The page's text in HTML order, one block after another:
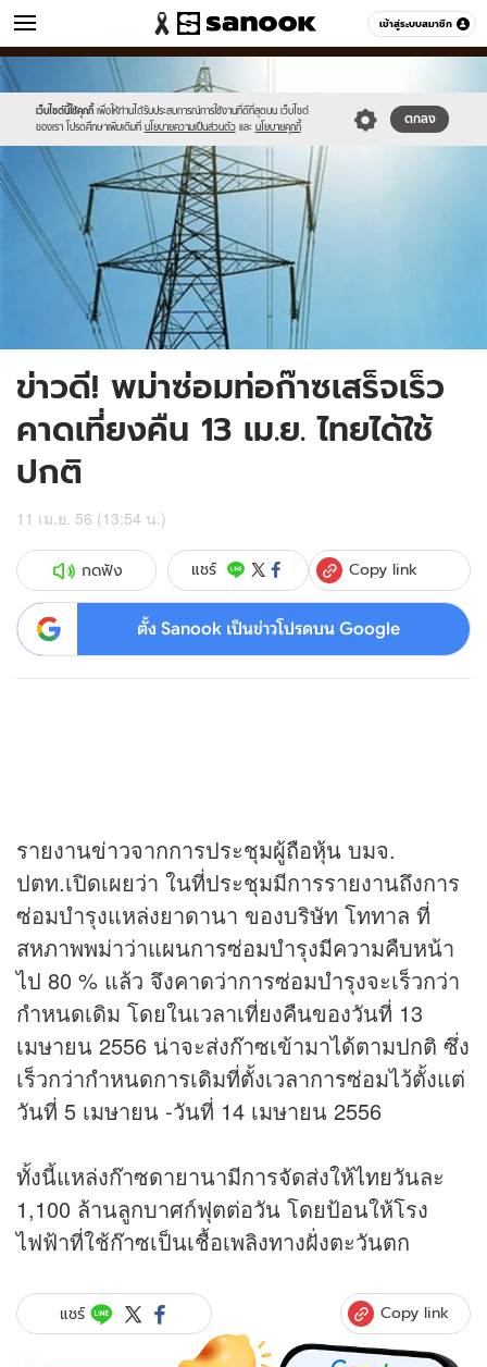
เข้าสู่ระบบสมาชิก
ข่าว หมวดอื่นๆ
เว็บไซต์นี้ใช้คุกกี้ เพื่อให้ท่านได้รับประสบการณ์การใช้งานที่ดีที่สุดบน เว็บไซต์
ของเรา โปรดศึกษาเพิ่มเติมที่ นโยบายความเป็นส่วนตัว และ นโยบายคุกกี้
ตกลง
//s.isanook.com/sr/0/images/logo-
new-
sanook.png
//s.isanook.com/ns/0/ud/235/1179811/news01-
1.jpg
ข่าวดี! พม่าซ่อมท่อก๊าซเสร็จเร็ว
คาดเที่ยงคืน 13 เม.ย. ไทยได้ใช้
ปกติ
11 เม.ย. 56 (13:54 น.)
กดฟัง แชร์ Copy link
ตั้ง Sanook เป็นข่าวโปรดบน Google
รายงานข่าวจากการประชุมผู้ถือหุ้น บมจ.
ปตท.เปิดเผยว่า ในที่ประชุมมีการรายงานถึงการ
ซ่อมบำรุงแหล่งยาดานา ของบริษัท โททาล ที่
สหภาพพม่าว่าแผนการซ่อมบำรุงมีความคืบหน้า
ไป 80 % แล้ว จึงคาดว่าการซ่อมบำรุงจะเร็วกว่า
กำหนดเดิม โดยในเวลาเที่ยงคืนของวันที่ 13
เมษายน 2556 น่าจะส่งก๊าซเข้ามาได้ตามปกติ ซึ่ง
เร็วกว่ากำหนดการเดิมที่ตั้งเวลาการซ่อมไว้ตั้งแต่
วันที่ 5 เมษายน -วันที่ 14 เมษายน 2556
ทั้งนี้แหล่งก๊าซดายานามีการจัดส่งให้ไทยวันละ
1,100 ล้านลูกบาศก์ฟุตต่อวัน โดยป้อนให้โรง
ไฟฟ้าที่ใช้ก๊าซเป็นเชื้อเพลิงทางฝั่งตะวันตก
แชร์ Copy link